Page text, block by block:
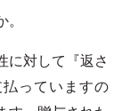
に対して『返さ
っていますの